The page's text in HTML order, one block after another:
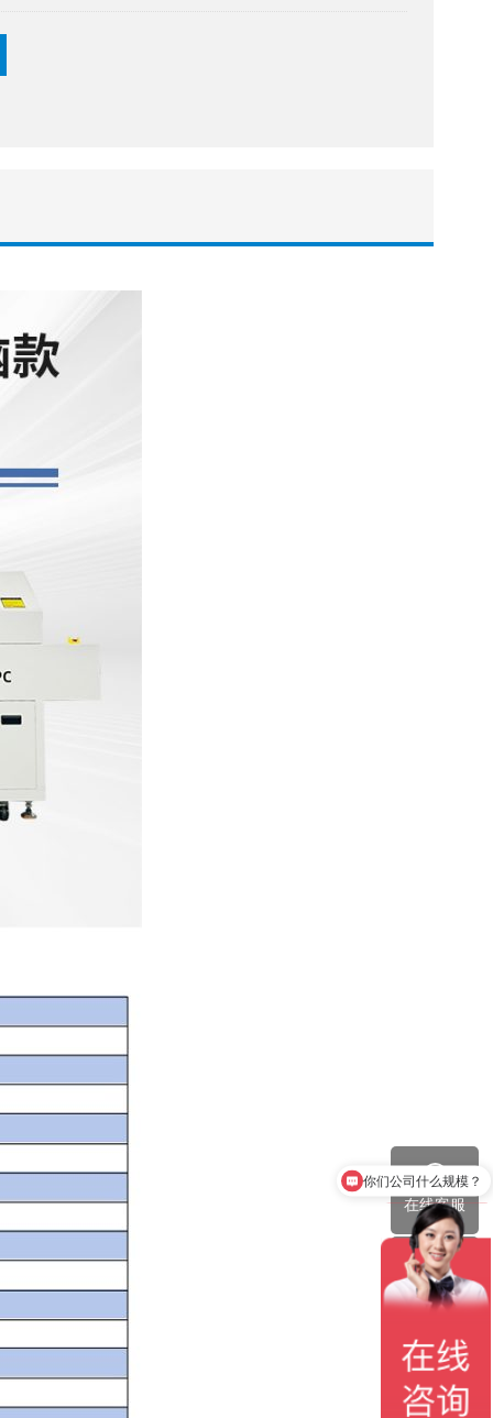
在线客服
服务热线
微信咨询
设备效率怎么样？
你们公司什么规模？